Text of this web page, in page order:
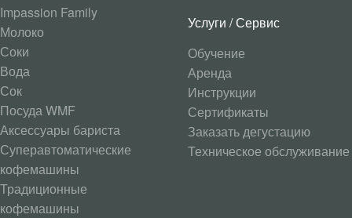
Impassion Family
Молоко
Соки
Вода
Сок
Посуда WMF
Аксессуары бариста
Суперавтоматические
кофемашины
Традиционные
кофемашины
Услуги / Сервис
Обучение
Аренда
Инструкции
Сертификаты
Заказать дегустацию
Техническое обслуживание